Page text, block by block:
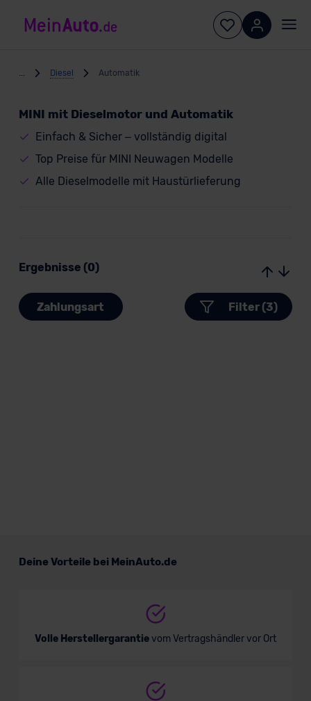
Diesel Automatik
MINI mit Dieselmotor und Automatik
Einfach & Sicher – vollständig digital
Top Preise für MINI Neuwagen Modelle
Alle Dieselmodelle mit Haustürlieferung
Ergebnisse (0)
Zahlungsart Filter (3)
Deine Vorteile bei MeinAuto.de
Volle Herstellergarantievom Vertragshändler vor Ort